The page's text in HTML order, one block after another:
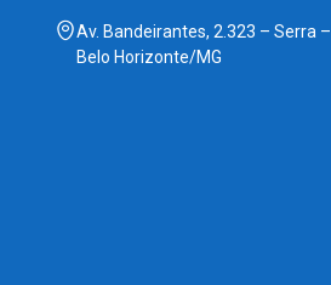
Av. Bandeirantes, 2.323 – Serra –
Belo Horizonte/MG